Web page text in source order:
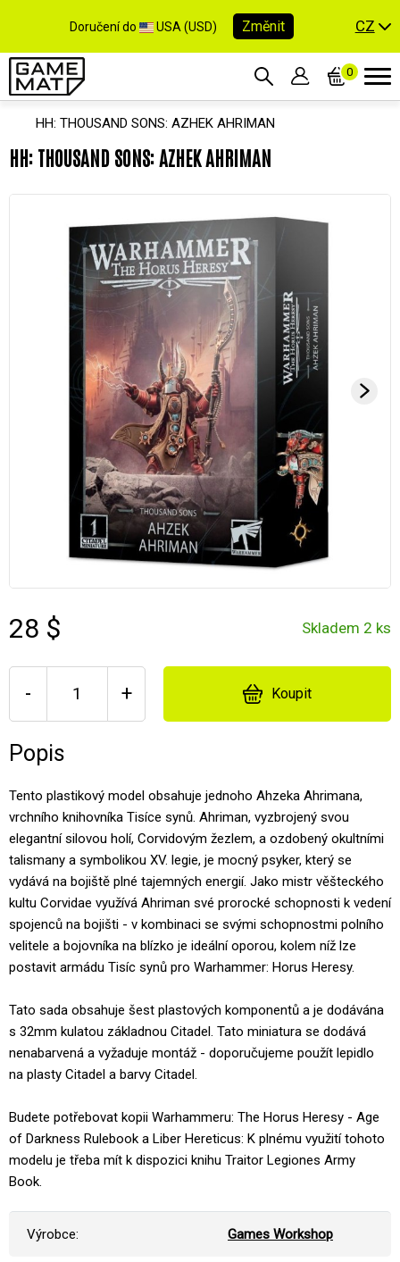
Doručení do USA (USD) Změnit CZ
0
HH: THOUSAND SONS: AZHEK AHRIMAN
HH: THOUSAND SONS: AZHEK AHRIMAN
28 $ Skladem 2 ks
- + Koupit
Popis
Tento plastikový model obsahuje jednoho Ahzeka Ahrimana,
vrchního knihovníka Tisíce synů. Ahriman, vyzbrojený svou
elegantní silovou holí, Corvidovým žezlem, a ozdobený okultními
talismany a symbolikou XV. legie, je mocný psyker, který se
vydává na bojiště plné tajemných energií. Jako mistr věšteckého
kultu Corvidae využívá Ahriman své prorocké schopnosti k vedení
spojenců na bojišti - v kombinaci se svými schopnostmi polního
velitele a bojovníka na blízko je ideální oporou, kolem níž lze
postavit armádu Tisíc synů pro Warhammer: Horus Heresy.
Tato sada obsahuje šest plastových komponentů a je dodávána
s 32mm kulatou základnou Citadel. Tato miniatura se dodává
nenabarvená a vyžaduje montáž - doporučujeme použít lepidlo
na plasty Citadel a barvy Citadel.
Budete potřebovat kopii Warhammeru: The Horus Heresy - Age
of Darkness Rulebook a Liber Hereticus: K plnému využití tohoto
modelu je třeba mít k dispozici knihu Traitor Legiones Army
Book.
Výrobce: Games Workshop